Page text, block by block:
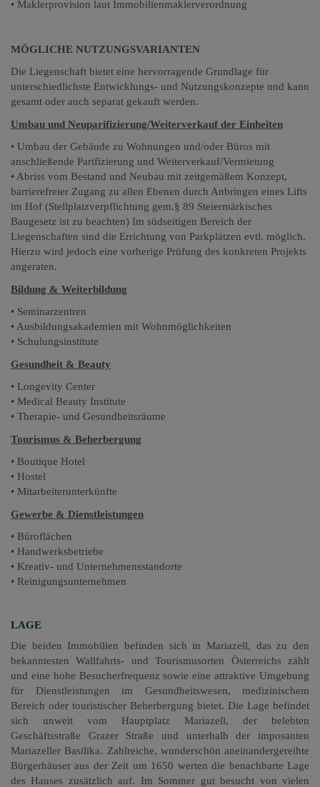
• Maklerprovision laut Immobilienmaklerverordnung
MÖGLICHE NUTZUNGSVARIANTEN
Die Liegenschaft bietet eine hervorragende Grundlage für
unterschiedlichste Entwicklungs- und Nutzungskonzepte und kann
gesamt oder auch separat gekauft werden.
Umbau und Neuparifizierung/Weiterverkauf der Einheiten
• Umbau der Gebäude zu Wohnungen und/oder Büros mit
anschließende Parifizierung und Weiterverkauf/Vermietung
• Abriss vom Bestand und Neubau mit zeitgemäßem Konzept,
barrierefreier Zugang zu allen Ebenen durch Anbringen eines Lifts
im Hof (Stellplatzverpflichtung gem.§ 89 Steiermärkisches
Baugesetz ist zu beachten) Im südseitigen Bereich der
Liegenschaften sind die Errichtung von Parkplätzen evtl. möglich.
Hierzu wird jedoch eine vorherige Prüfung des konkreten Projekts
angeraten.
Bildung & Weiterbildung
• Seminarzentren
• Ausbildungsakademien mit Wohnmöglichkeiten
• Schulungsinstitute
Gesundheit & Beauty
• Longevity Center
• Medical Beauty Institute
• Therapie- und Gesundheitsräume
Tourismus & Beherbergung
• Boutique Hotel
• Hostel
• Mitarbeiterunterkünfte
Gewerbe & Dienstleistungen
• Büroflächen
• Handwerksbetriebe
• Kreativ- und Unternehmensstandorte
• Reinigungsunternehmen
LAGE
Die beiden Immobilien befinden sich in Mariazell, das zu den
bekanntesten Wallfahrts- und Tourismusorten Österreichs zählt
und eine hohe Besucherfrequenz sowie eine attraktive Umgebung
für Dienstleistungen im Gesundheitswesen, medizinischem
Bereich oder touristischer Beherbergung bietet. Die Lage befindet
sich unweit vom Hauptplatz Mariazell, der belebten
Geschäftsstraße Grazer Straße und unterhalb der imposanten
Mariazeller Basilika. Zahlreiche, wunderschön aneinandergereihte
Bürgerhäuser aus der Zeit um 1650 werten die benachbarte Lage
des Hauses zusätzlich auf. Im Sommer gut besucht von vielen